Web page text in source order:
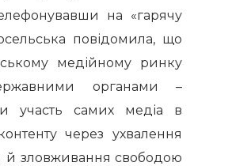
на «гарячу
повідомила, що
медійному ринку
органами –
участь самих медіа в
через ухвалення
й зловживання свободою